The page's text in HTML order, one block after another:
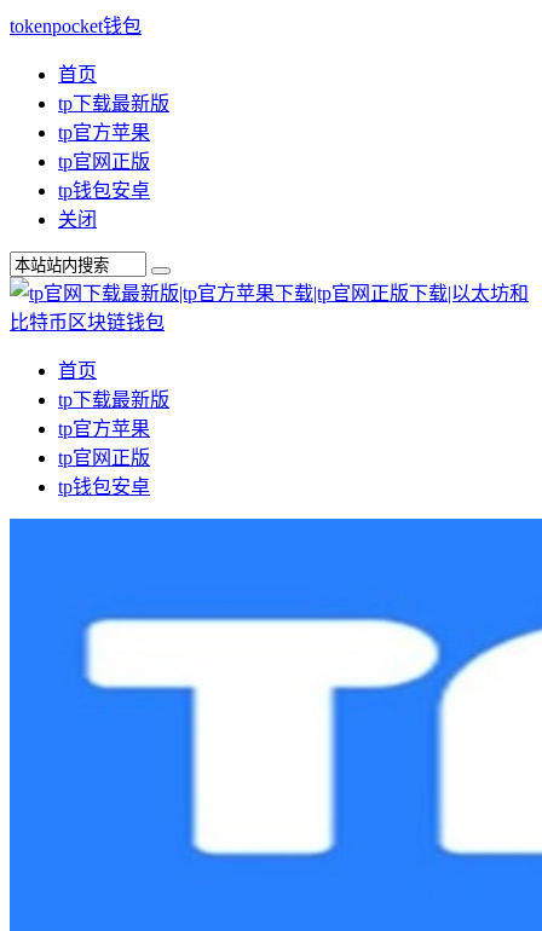
tokenpocket钱包
首页
tp下载最新版
tp官方苹果
tp官网正版
tp钱包安卓
关闭
首页
tp下载最新版
tp官方苹果
tp官网正版
tp钱包安卓